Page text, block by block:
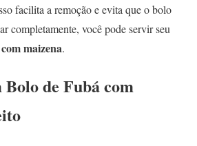
facilita a remoção e evita que o bolo
completamente, você pode servir seu
maizena.
de Fubá com